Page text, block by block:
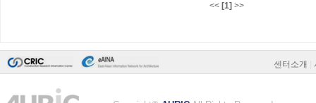
<< [1] >>
센터소개